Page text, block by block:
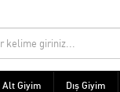
Alt Giyim Dış Giyim